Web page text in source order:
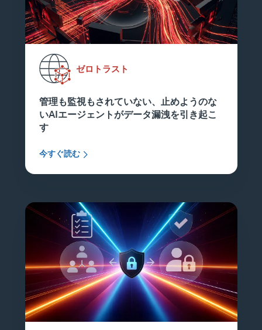
ゼロトラスト
管理も監視もされていない、止めようのな
いAIエージェントがデータ漏洩を引き起こ
す
今すぐ読む